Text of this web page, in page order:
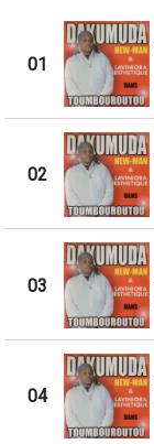
01
02
03
04